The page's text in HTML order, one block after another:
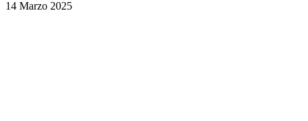
14 Marzo 2025